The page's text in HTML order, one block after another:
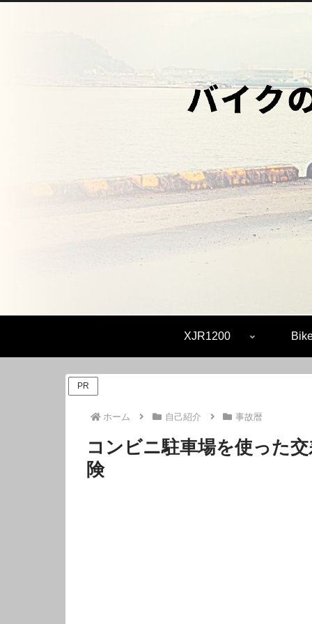
XJR1200
PR
ホーム 自己紹介 事故暦
コンビニ駐車場を使った
険